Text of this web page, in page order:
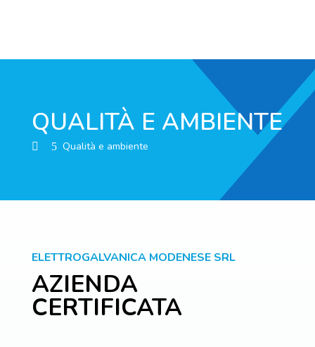
QUALITÀ E AMBIENTE
5 Qualità e ambiente
ELETTROGALVANICA MODENESE SRL
AZIENDA
CERTIFICATA